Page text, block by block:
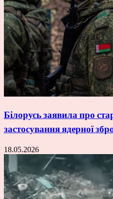
Білорусь заявила про
застосування ядерної
18.05.2026